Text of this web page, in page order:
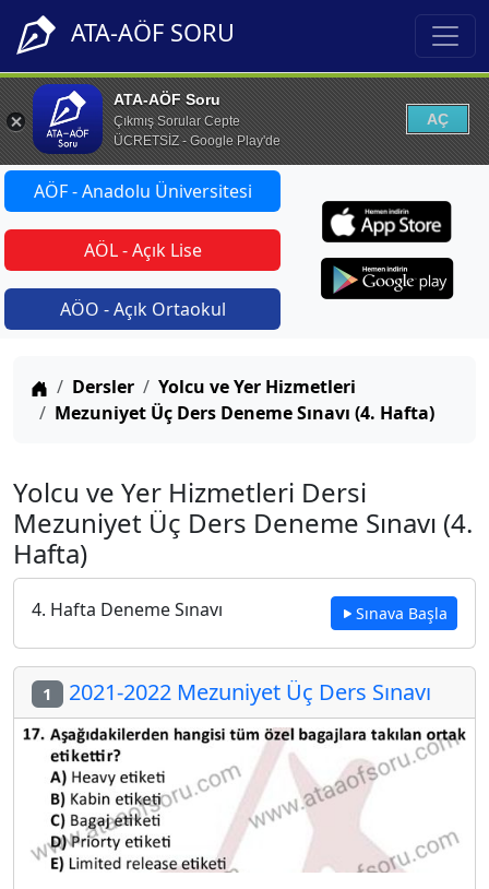
ATA-AÖF SORU
ATA-AÖF Soru
Çıkmış Sorular Cepte
ÜCRETSİZ - Google Play'de
AÇ
AÖF - Anadolu Üniversitesi
AÖL - Açık Lise
AÖO - Açık Ortaokul
Anasayfa
Dersler
Yolcu ve Yer Hizmetleri
Mezuniyet Üç Ders Deneme Sınavı (4. Hafta)
Yolcu ve Yer Hizmetleri Dersi
Mezuniyet Üç Ders Deneme Sınavı (4.
Hafta)
4. Hafta Deneme Sınavı Sınava Başla
1 2021-2022 Mezuniyet Üç Ders Sınavı